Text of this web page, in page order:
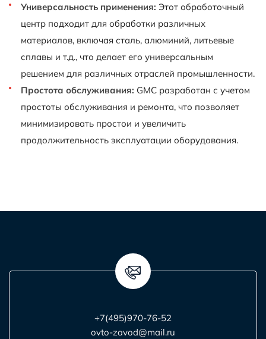
Универсальность применения: Этот обработочный
центр подходит для обработки различных
материалов, включая сталь, алюминий, литьевые
сплавы и т.д., что делает его универсальным
решением для различных отраслей промышленности.
Простота обслуживания: GMC разработан с учетом
простоты обслуживания и ремонта, что позволяет
минимизировать простои и увеличить
продолжительность эксплуатации оборудования.
+7(495)970-76-52
ovto-zavod@mail.ru